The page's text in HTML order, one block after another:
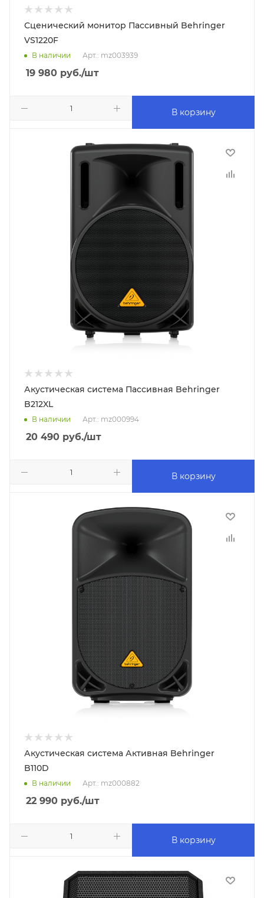
Сценический монитор Пассивный Behringer
VS1220F
В наличии Арт.: mz003939
19 980 руб./шт
В корзину
Акустическая система Пассивная Behringer
B212XL
В наличии Арт.: mz000994
20 490 руб./шт
В корзину
Акустическая система Активная Behringer
B110D
В наличии Арт.: mz000882
22 990 руб./шт
В корзину